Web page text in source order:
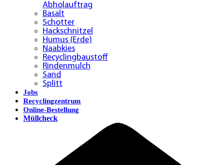
Abholauftrag
Basalt
Schotter
Hackschnitzel
Humus (Erde)
Naabkies
Recyclingbaustoff
Rindenmulch
Sand
Splitt
Jobs
Recyclingzentrum
Online-Bestellung
Müllcheck